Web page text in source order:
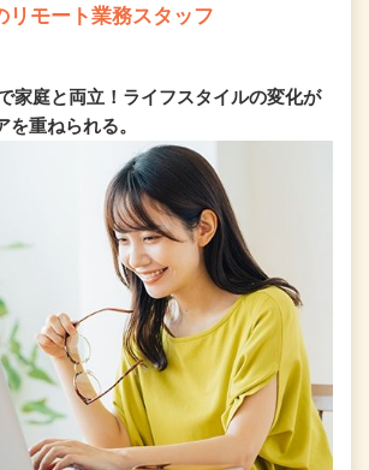
リモート業務スタッフ
家庭と両立！ライフスタイルの変化が
を重ねられる。